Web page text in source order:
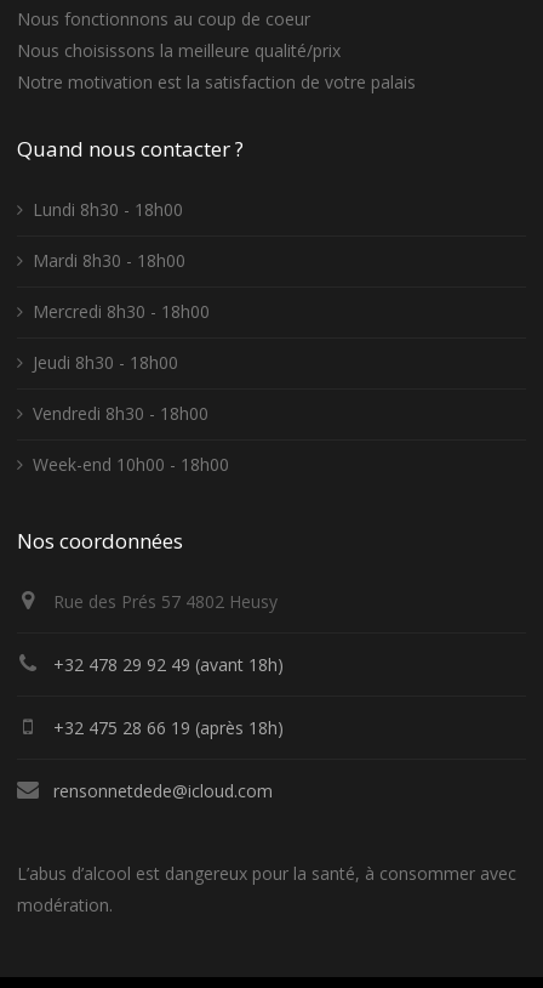
Nous fonctionnons au coup de coeur
Nous choisissons la meilleure qualité/prix
Notre motivation est la satisfaction de votre palais
Quand nous contacter ?
Lundi 8h30 - 18h00
Mardi 8h30 - 18h00
Mercredi 8h30 - 18h00
Jeudi 8h30 - 18h00
Vendredi 8h30 - 18h00
Week-end 10h00 - 18h00
Nos coordonnées
Rue des Prés 57 4802 Heusy
+32 478 29 92 49 (avant 18h)
+32 475 28 66 19 (après 18h)
rensonnetdede@icloud.com
L’abus d’alcool est dangereux pour la santé, à consommer avec
modération.